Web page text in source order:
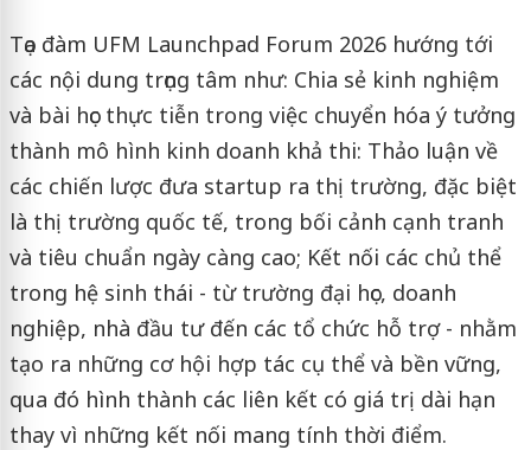
Tọa đàm UFM Launchpad Forum 2026 hướng tới
các nội dung trọng tâm như: Chia sẻ kinh nghiệm
và bài học thực tiễn trong việc chuyển hóa ý tưởng
thành mô hình kinh doanh khả thi: Thảo luận về
các chiến lược đưa startup ra thị trường, đặc biệt
là thị trường quốc tế, trong bối cảnh cạnh tranh
và tiêu chuẩn ngày càng cao; Kết nối các chủ thể
trong hệ sinh thái - từ trường đại học, doanh
nghiệp, nhà đầu tư đến các tổ chức hỗ trợ - nhằm
tạo ra những cơ hội hợp tác cụ thể và bền vững,
qua đó hình thành các liên kết có giá trị dài hạn
thay vì những kết nối mang tính thời điểm.